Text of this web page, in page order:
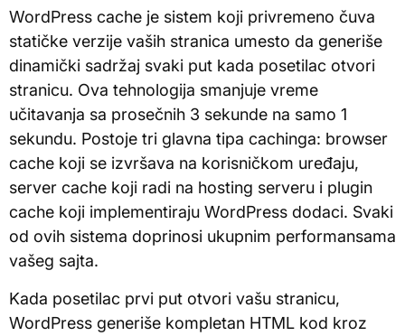
WordPress cache je sistem koji privremeno čuva
statičke verzije vaših stranica umesto da generiše
dinamički sadržaj svaki put kada posetilac otvori
stranicu. Ova tehnologija smanjuje vreme
učitavanja sa prosečnih 3 sekunde na samo 1
sekundu. Postoje tri glavna tipa cachinga: browser
cache koji se izvršava na korisničkom uređaju,
server cache koji radi na hosting serveru i plugin
cache koji implementiraju WordPress dodaci. Svaki
od ovih sistema doprinosi ukupnim performansama
vašeg sajta.
Kada posetilac prvi put otvori vašu stranicu,
WordPress generiše kompletan HTML kod kroz